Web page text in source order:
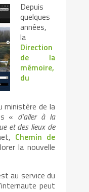
Depuis
quelques
années,
la
Direction
de la
mémoire,
du
ministère de la
« d’aller à la
et des lieux de
Chemin de
la nouvelle
au service du
peut